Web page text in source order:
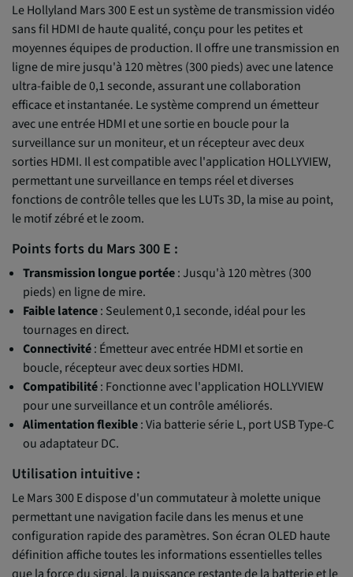
Le Hollyland Mars 300 E est un système de transmission vidéo
sans fil HDMI de haute qualité, conçu pour les petites et
moyennes équipes de production. Il offre une transmission en
ligne de mire jusqu'à 120 mètres (300 pieds) avec une latence
ultra-faible de 0,1 seconde, assurant une collaboration
efficace et instantanée. Le système comprend un émetteur
avec une entrée HDMI et une sortie en boucle pour la
surveillance sur un moniteur, et un récepteur avec deux
sorties HDMI. Il est compatible avec l'application HOLLYVIEW,
permettant une surveillance en temps réel et diverses
fonctions de contrôle telles que les LUTs 3D, la mise au point,
le motif zébré et le zoom.
Points forts du Mars 300 E :
Transmission longue portée: Jusqu'à 120 mètres (300
pieds) en ligne de mire.
Faible latence: Seulement 0,1 seconde, idéal pour les
tournages en direct.
Connectivité: Émetteur avec entrée HDMI et sortie en
boucle, récepteur avec deux sorties HDMI.
Compatibilité: Fonctionne avec l'application HOLLYVIEW
pour une surveillance et un contrôle améliorés.
Alimentation flexible: Via batterie série L, port USB Type-C
ou adaptateur DC.
Utilisation intuitive :
Le Mars 300 E dispose d'un commutateur à molette unique
permettant une navigation facile dans les menus et une
configuration rapide des paramètres. Son écran OLED haute
définition affiche toutes les informations essentielles telles